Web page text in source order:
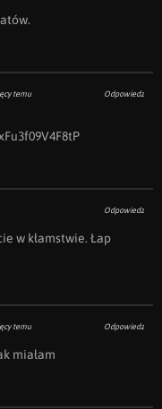
temu Odpowiedz
Odpowiedz
w kłamstwie. Łap
temu Odpowiedz
miałam